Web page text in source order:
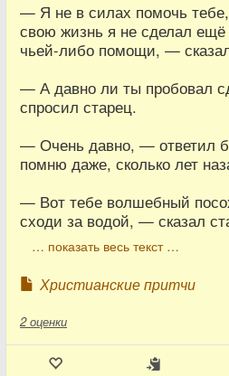
— Я не в силах помочь
свою жизнь я не сделал ещё
чьей-либо помощи, —
— А давно ли ты пробовал
спросил старец.
— Очень давно, — ответил
помню даже, сколько лет
— Вот тебе волшебный
сходи за водой, — сказал
… показать весь текст …
Христианские притчи
2 оценки